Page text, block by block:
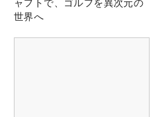
ャフトで、ゴルフを異次元の
世界へ